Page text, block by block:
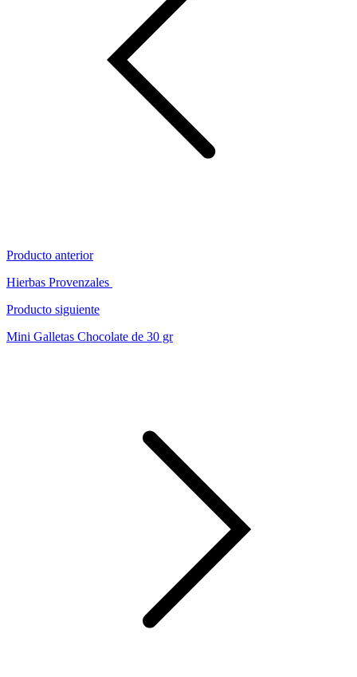
Producto anterior
Hierbas Provenzales
Producto siguiente
Mini Galletas Chocolate de 30 gr